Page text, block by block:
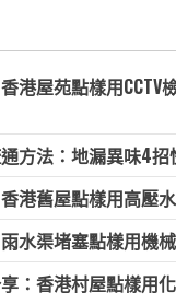
港屋苑點樣用CCTV
方法：地漏異味4招
港舊屋點樣用高壓
水渠堵塞點樣用機
：香港村屋點樣用